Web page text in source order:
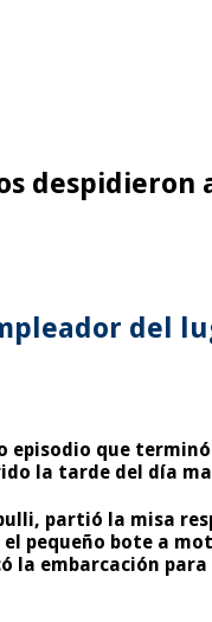
despidieron
del
episodio que
la tarde del día
partió la misa
pequeño bote a
embarcación